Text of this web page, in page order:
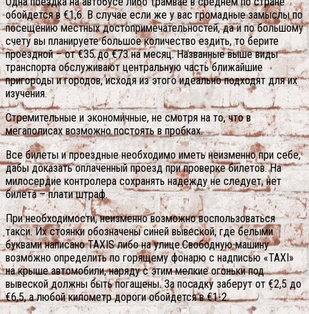
обойдется в €1,6. В случае если же у вас громадные замыслы по
посещению местных достопримечательностей, да и по большому
счету вы планируете большое количество ездить, то берите
проездной – от €35 до €73 на месяц. Названные выше виды
транспорта обслуживают центральную часть ближайшие
пригороды и городов, исходя из этого идеально подходят для их
изучения.
Стремительные и экономичные, не смотря на то, что в
мегаполисах возможно постоять в пробках.
Все билеты и проездные необходимо иметь неизменно при себе,
дабы доказать оплаченный проезд при проверке билетов. На
милосердие контролера сохранять надежду не следует, нет
билета – плати штраф.
При необходимости, неизменно возможно воспользоваться
такси. Их стоянки обозначены синей вывеской, где белыми
буквами написано TAXIS либо на улице.Свободную машину
возможно определить по горящему фонарю с надписью «TAXI»
на крыше автомобили, наряду с этим мелкие огоньки под
вывеской должны быть погашены. За посадку заберут от €2,5 до
€6,5, а любой километр дороги обойдется в €1-2.